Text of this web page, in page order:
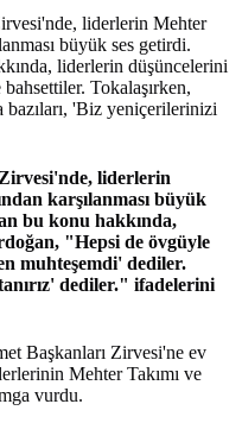
liderlerin Mehter
büyük ses getirdi.
liderlerin düşüncelerini
Tokalaşırken,
'Biz yeniçerilerinizi
liderlerin
karşılanması büyük
bu konu hakkında,
"Hepsi de övgüyle
muhteşemdi' dediler.
dediler." ifadelerini
Başkanları Zirvesi'ne ev
Mehter Takımı ve
vurdu.